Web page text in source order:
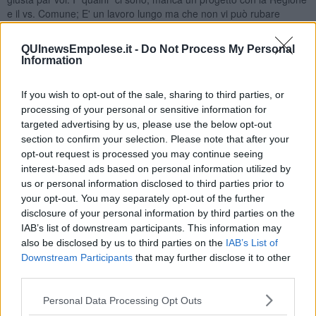
QUInewsEmpolese.it - Do Not Process My Personal
Information
If you wish to opt-out of the sale, sharing to third parties, or
processing of your personal or sensitive information for
targeted advertising by us, please use the below opt-out
section to confirm your selection. Please note that after your
opt-out request is processed you may continue seeing
interest-based ads based on personal information utilized by
us or personal information disclosed to third parties prior to
your opt-out. You may separately opt-out of the further
disclosure of your personal information by third parties on the
IAB’s list of downstream participants. This information may
also be disclosed by us to third parties on the IAB’s List of
Downstream Participants that may further disclose it to other
Personal Data Processing Opt Outs
e il vs. Comune; E' un lavoro lungo ma che non vi può rubare
nessuno: è territoriale. il Sindaco Schiaffino e l'Assessore Alvaro
sono persone serie, metteteli in condizioni di Agire. Qui sotto la
lettera di Sala.
Un clone di un vitigno e di uva Ansonica del Giglio
[GALLERY(1)]
Il vino di uva di Ansonica, in genere, può avere queste
caratteristiche. Colore: giallo paglierino più e meno carico. Ottima
tonalità. Olfatto: armonico, fruttato e floreale, (quello passito con
sentori di fiori di arancio e frutta matura). Gusto: armonico, sapido,
notevole e elegante persistenza.
Nadio Stronchi
Se vuoi leggere le notizie principali della Toscana iscriviti alla